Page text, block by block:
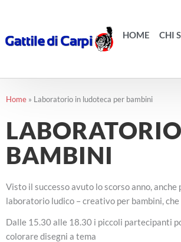
contenuto
HOME CHI
Home » Laboratorio in ludoteca per bambini
BAMBINI
Visto il successo avuto lo scorso anno,
laboratorio ludico – creativo per bambini,
Dalle 15.30 alle 18.30 i piccoli partecipanti
colorare disegni a tema